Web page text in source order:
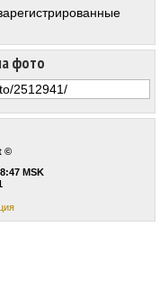
©
MSK
фото